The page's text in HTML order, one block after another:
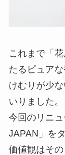
これまで「
たるピュア
けむりが少
いりました。
今回のリニ
JAPAN」を
価値観はそ